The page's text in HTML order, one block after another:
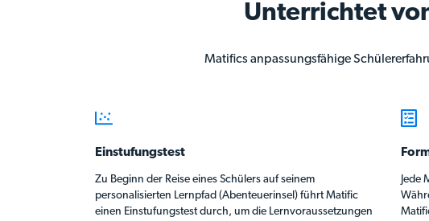
Unterrichtet
Matifics anpassungsfähige
Einstufungstest
Zu Beginn der Reise eines Schülers auf seinem
personalisierten Lernpfad (Abenteuerinsel) führt Matific
einen Einstufungstest durch, um die Lernvoraussetzungen
Jede